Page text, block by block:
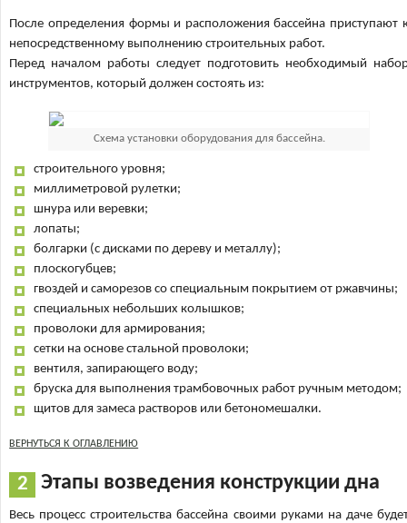
После определения формы и расположения бассейна приступают
непосредственному выполнению строительных работ.
Перед началом работы следует подготовить необходимый
инструментов, который должен состоять из:
Схема установки оборудования для бассейна.
строительного уровня;
миллиметровой рулетки;
шнура или веревки;
лопаты;
болгарки (с дисками по дереву и металлу);
плоскогубцев;
гвоздей и саморезов со специальным покрытием от ржавчины;
специальных небольших колышков;
проволоки для армирования;
сетки на основе стальной проволоки;
вентиля, запирающего воду;
бруска для выполнения трамбовочных работ ручным методом;
щитов для замеса растворов или бетономешалки.
ВЕРНУТЬСЯ К ОГЛАВЛЕНИЮ
Этапы возведения конструкции дна
Весь процесс строительства бассейна своими руками на даче